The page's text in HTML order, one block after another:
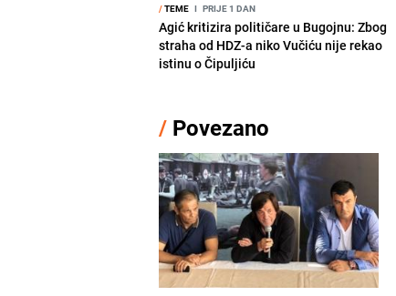
/TEME I PRIJE 1 DAN
Agić kritizira političare u Bugojnu: Zbog
straha od HDZ-a niko Vučiću nije rekao
istinu o Čipuljiću
/ Povezano